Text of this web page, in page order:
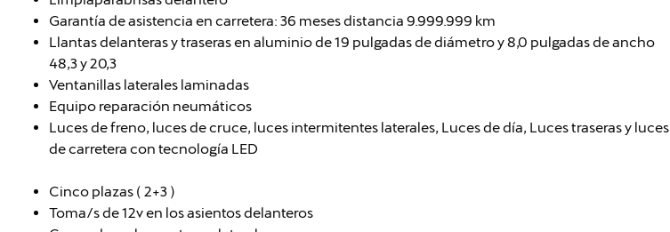
Garantía de asistencia en carretera: 36 meses distancia 9.999.999 km
Llantas delanteras y traseras en aluminio de 19 pulgadas de diámetro y 8,0 pulgadas de ancho
48,3 y 20,3
Ventanillas laterales laminadas
Equipo reparación neumáticos
Luces de freno, luces de cruce, luces intermitentes laterales, Luces de día, Luces traseras y luces
de carretera con tecnología LED
Cinco plazas ( 2+3 )
Toma/s de 12v en los asientos delanteros